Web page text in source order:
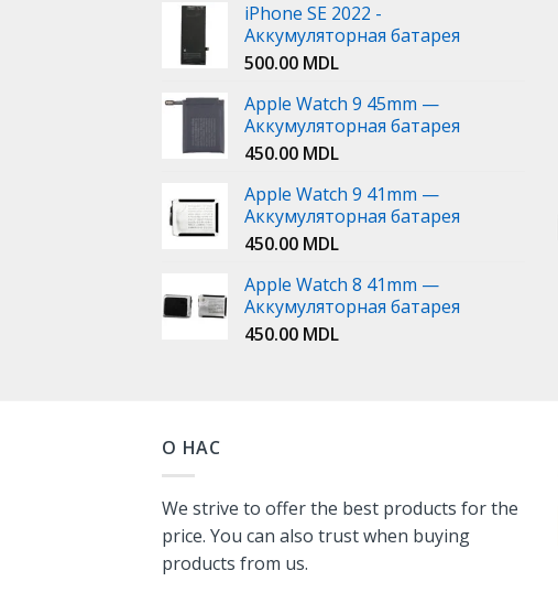
iPhone SE 2022 -
Аккумуляторная батарея
500.00 MDL
Apple Watch 9 45mm —
Аккумуляторная батарея
450.00 MDL
Apple Watch 9 41mm —
Аккумуляторная батарея
450.00 MDL
Apple Watch 8 41mm —
Аккумуляторная батарея
450.00 MDL
О НАС
We strive to offer the best products for the
price. You can also trust when buying
products from us.